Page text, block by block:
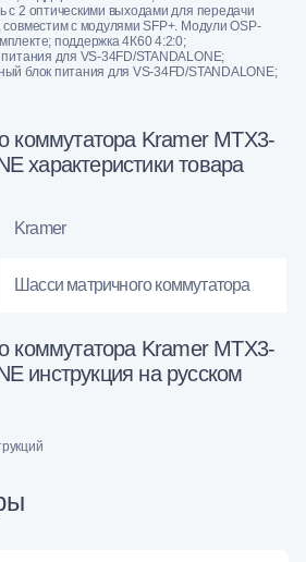
с 2 оптическими выходами для передачи
совместим с модулями SFP+. Модули OSP-
поддержка 4К60 4:2:0;
для VS-34FD/STANDALONE;
блок питания для VS-34FD/STANDALONE;
коммутатора Kramer MTX3-
характеристики товара
Kramer
Шасси матричного коммутатора
коммутатора Kramer MTX3-
инструкция на русском